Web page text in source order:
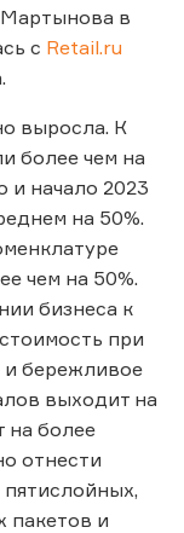
в
с Retail.ru
выросла. К
более чем на
и начало 2023
на 50%.
чем на 50%.
бизнеса к
при
и бережливое
выходит на
на более
отнести
пакетов и